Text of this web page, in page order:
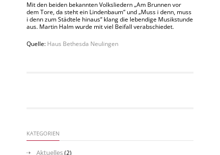
Mit den beiden bekannten Volksliedern „Am Brunnen vor
dem Tore, da steht ein Lindenbaum“ und „Muss i denn, muss
i denn zum Städtele hinaus“ klang die lebendige Musikstunde
aus. Martin Halm wurde mit viel Beifall verabschiedet.
Quelle: Haus Bethesda Neulingen
KATEGORIEN
Aktuelles(2)